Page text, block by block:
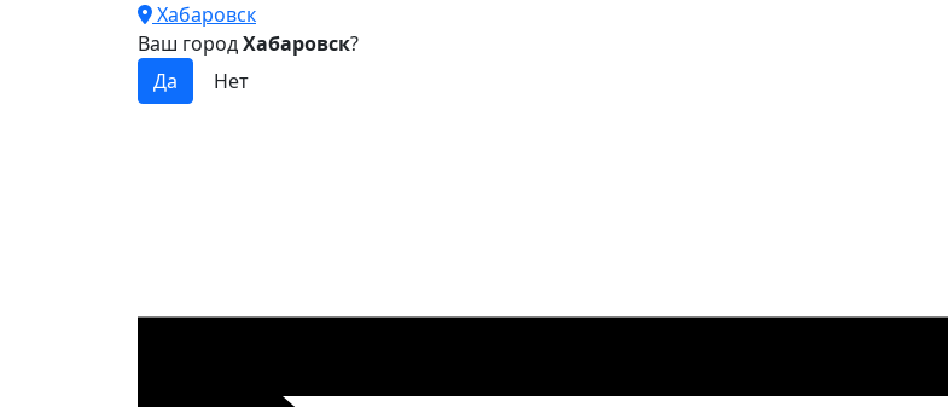
Хабаровск
Ваш городХабаровск?